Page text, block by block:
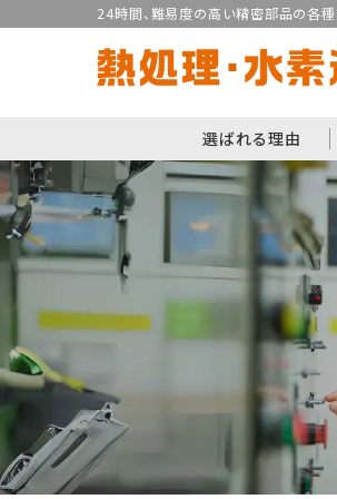
24時間、難易度の高い精密部品の各
選ばれる理由